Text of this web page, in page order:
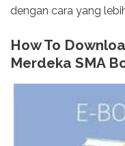
dengan cara yang
How To
Merdeka SMA